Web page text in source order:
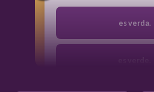
es verda.